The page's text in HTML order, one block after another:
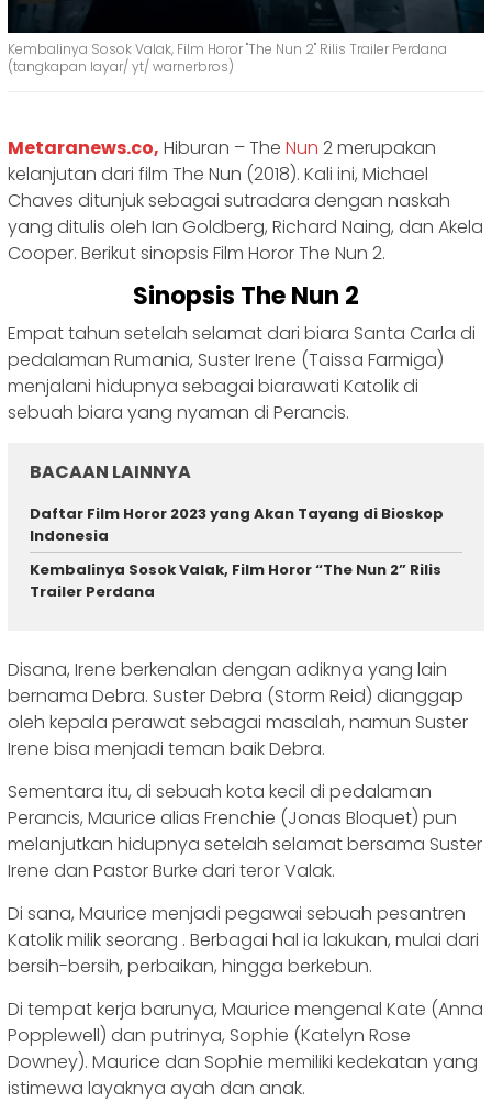
Kembalinya Sosok Valak, Film Horor "The Nun 2" Rilis Trailer Perdana
(tangkapan layar/ yt/ warnerbros)
Metaranews.co, Hiburan – The Nun 2 merupakan
kelanjutan dari film The Nun (2018). Kali ini, Michael
Chaves ditunjuk sebagai sutradara dengan naskah
yang ditulis oleh Ian Goldberg, Richard Naing, dan Akela
Cooper. Berikut sinopsis Film Horor The Nun 2.
Sinopsis The Nun 2
Empat tahun setelah selamat dari biara Santa Carla di
pedalaman Rumania, Suster Irene (Taissa Farmiga)
menjalani hidupnya sebagai biarawati Katolik di
sebuah biara yang nyaman di Perancis.
BACAAN LAINNYA
Daftar Film Horor 2023 yang Akan Tayang di Bioskop
Indonesia
Kembalinya Sosok Valak, Film Horor “The Nun 2” Rilis
Trailer Perdana
Disana, Irene berkenalan dengan adiknya yang lain
bernama Debra. Suster Debra (Storm Reid) dianggap
oleh kepala perawat sebagai masalah, namun Suster
Irene bisa menjadi teman baik Debra.
Sementara itu, di sebuah kota kecil di pedalaman
Perancis, Maurice alias Frenchie (Jonas Bloquet) pun
melanjutkan hidupnya setelah selamat bersama Suster
Irene dan Pastor Burke dari teror Valak.
Di sana, Maurice menjadi pegawai sebuah pesantren
Katolik milik seorang . Berbagai hal ia lakukan, mulai dari
bersih-bersih, perbaikan, hingga berkebun.
Di tempat kerja barunya, Maurice mengenal Kate (Anna
Popplewell) dan putrinya, Sophie (Katelyn Rose
Downey). Maurice dan Sophie memiliki kedekatan yang
istimewa layaknya ayah dan anak.